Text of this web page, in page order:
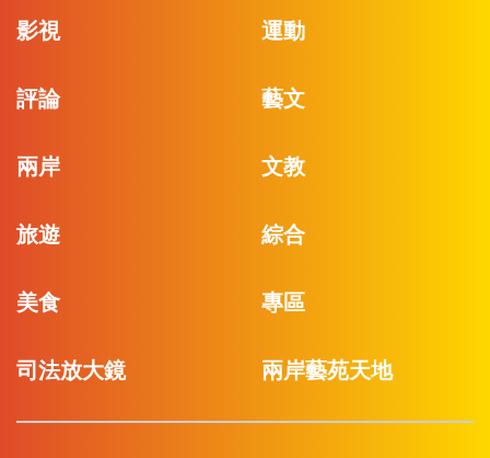
影視 運動
評論 藝文
兩岸 文教
旅遊 綜合
美食 專區
司法放大鏡 兩岸藝苑天地